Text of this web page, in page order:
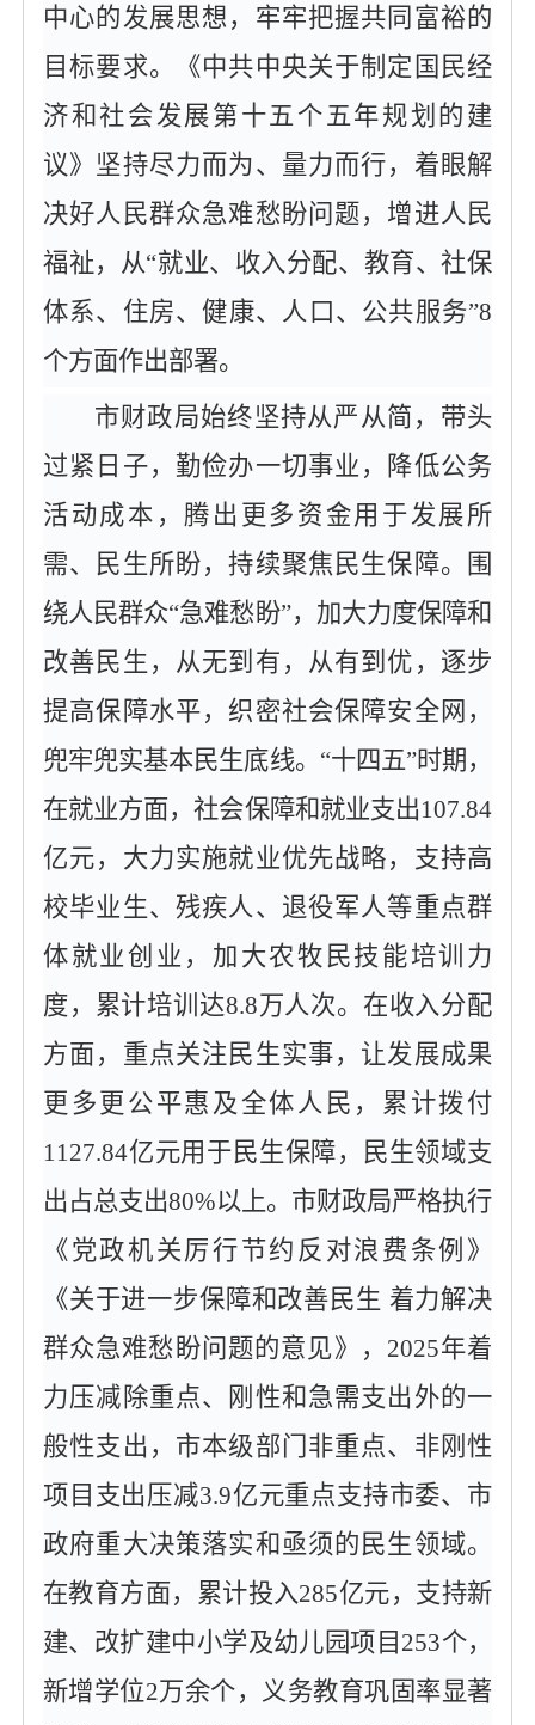
中心的发展思想，牢牢把握共同富裕的
目标要求。《中共中央关于制定国民经
济和社会发展第十五个五年规划的建
议》坚持尽力而为、量力而行，着眼解
决好人民群众急难愁盼问题，增进人民
福祉，从“就业、收入分配、教育、社保
体系、住房、健康、人口、公共服务”8
个方面作出部署。
市财政局始终坚持从严从简，带头
过紧日子，勤俭办一切事业，降低公务
活动成本，腾出更多资金用于发展所
需、民生所盼，持续聚焦民生保障。围
绕人民群众“急难愁盼”，加大力度保障和
改善民生，从无到有，从有到优，逐步
提高保障水平，织密社会保障安全网，
兜牢兜实基本民生底线。“十四五”时期，
在就业方面，社会保障和就业支出107.84
亿元，大力实施就业优先战略，支持高
校毕业生、残疾人、退役军人等重点群
体就业创业，加大农牧民技能培训力
度，累计培训达8.8万人次。在收入分配
方面，重点关注民生实事，让发展成果
更多更公平惠及全体人民，累计拨付
1127.84亿元用于民生保障，民生领域支
出占总支出80%以上。市财政局严格执行
《党政机关厉行节约反对浪费条例》
《关于进一步保障和改善民生 着力解决
群众急难愁盼问题的意见》，2025年着
力压减除重点、刚性和急需支出外的一
般性支出，市本级部门非重点、非刚性
项目支出压减3.9亿元重点支持市委、市
政府重大决策落实和亟须的民生领域。
在教育方面，累计投入285亿元，支持新
建、改扩建中小学及幼儿园项目253个，
新增学位2万余个，义务教育巩固率显著